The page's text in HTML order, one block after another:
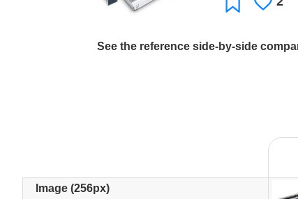
Favoritos
See the reference side-by-side
Image (256px)